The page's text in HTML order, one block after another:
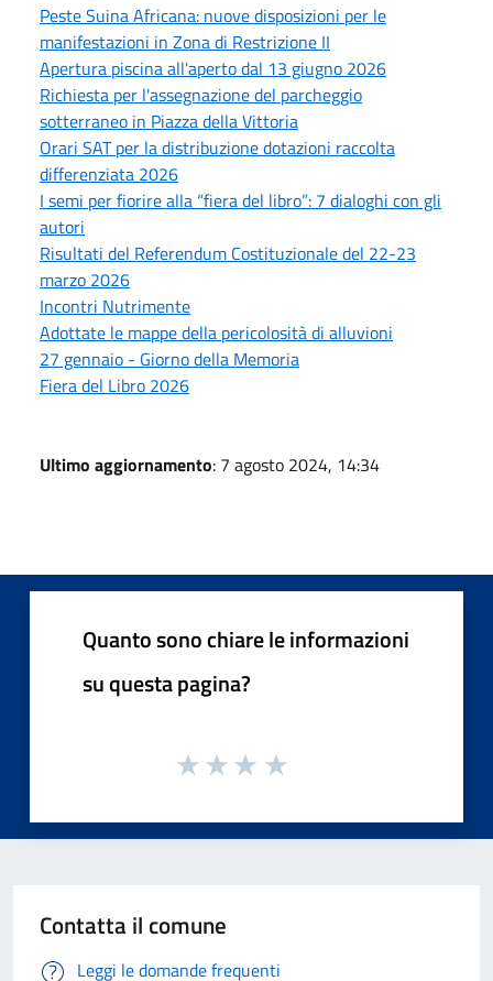
Peste Suina Africana: nuove disposizioni per le
manifestazioni in Zona di Restrizione II
Apertura piscina all'aperto dal 13 giugno 2026
Richiesta per l'assegnazione del parcheggio
sotterraneo in Piazza della Vittoria
Orari SAT per la distribuzione dotazioni raccolta
differenziata 2026
I semi per fiorire alla “fiera del libro”: 7 dialoghi con gli
autori
Risultati del Referendum Costituzionale del 22-23
marzo 2026
Incontri Nutrimente
Adottate le mappe della pericolosità di alluvioni
27 gennaio - Giorno della Memoria
Fiera del Libro 2026
Ultimo aggiornamento: 7 agosto 2024, 14:34
Quanto sono chiare le informazioni
su questa pagina?
Contatta il comune
Leggi le domande frequenti